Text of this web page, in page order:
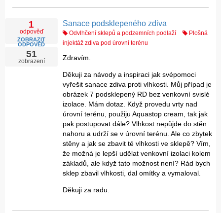
StopBitumen 2K ®
Klimasan Perlit W®
tímto chtěli sdělit, že z ní můžete načerpat dostatek
informací, rad, názorů, návodů a podnětů, jež Vám
pomohou s odstraněním vlhkosti z Vašeho objektu.
Jen podotýkáme, že se jedná o odpovědi
prostřednictvím internetové korespondence, tedy na
základě poskytnutých informací samotnými tazateli,
nikoli na základě naší místní prohlídky. Proto se
odpovědi ne vždy dají paušalizovat pro některé,
zdánlivě obdobné problémy. Jednatel společnosti, jenž
konkrétní dotazy. Odpovědi uvedené v námi
1
odpověď
ZOBRAZIT
ODPOVĚĎ
51
zobrazení
Sanace podsklepeného zdiva
Odvlhčení sklepů a podzemních podlaží
Plošná
injektáž zdiva pod úrovní terénu
Zdravím.
Děkuji za návody a inspiraci jak svépomoci
vyřešit sanace zdiva proti vlhkosti. Můj případ je
obrázek 7 podsklepený RD bez venkovní svislé
izolace. Mám dotaz. Když provedu vrty nad
úrovní terénu, použiju Aquastop cream, tak jak
pak postupovat dále? Vlhkost nepůjde do stěn
nahoru a udrží se v úrovní terénu. Ale co zbytek
stěny a jak se zbavit té vlhkosti ve sklepě? Vím,
že možná je lepší udělat venkovní izolaci kolem
základů, ale když tato možnost není? Rád bych
sklep zbavil vlhkosti, dal omítky a vymaloval.
Děkuji za radu.